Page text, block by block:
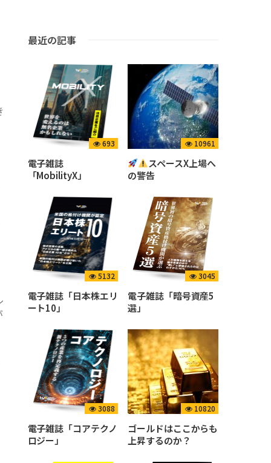
最近の記事
693
電子雑誌
「MobilityX」
10961
スペースX上場へ
の警告
5132
電子雑誌「日本株エリ
ート10」
3045
電子雑誌「暗号資産5
選」
3088
電子雑誌「コアテクノ
ロジー」
10820
ゴールドはここからも
上昇するのか？